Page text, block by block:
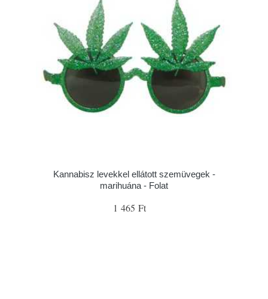
Kannabisz levekkel ellátott szemüvegek -
marihuána - Folat
1 465 Ft